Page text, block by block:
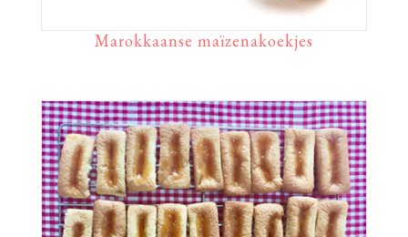
Marokkaanse maïzenakoekjes